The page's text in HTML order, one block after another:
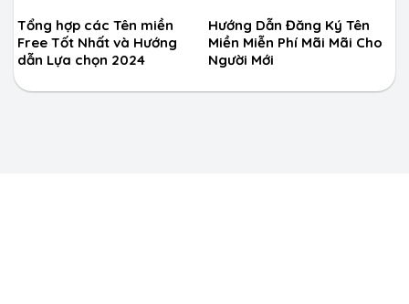
Tổng hợp các Tên miền
Free Tốt Nhất và Hướng
dẫn Lựa chọn 2024
Hướng Dẫn Đăng Ký Tên
Miền Miễn Phí Mãi Mãi Cho
Người Mới